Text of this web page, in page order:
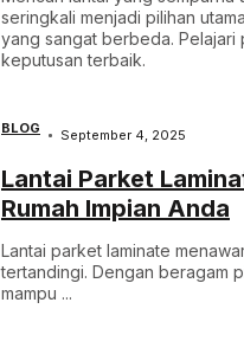
seringkali menjadi pilihan
yang sangat berbeda. Pelajari
keputusan terbaik.
BLOG September 4, 2025
Lantai Parket
Rumah Impian Anda
Lantai parket laminate
tertandingi. Dengan beragam
mampu ...